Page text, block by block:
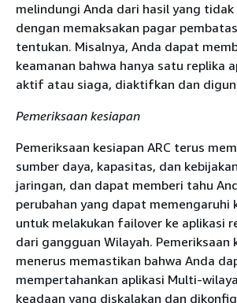
melindungi Anda dari hasil yang
dengan memaksakan pagar
tentukan. Misalnya, Anda dapat
keamanan bahwa hanya satu replika
aktif atau siaga, diaktifkan dan
Pemeriksaan kesiapan
Pemeriksaan kesiapan ARC terus
sumber daya, kapasitas, dan
jaringan, dan dapat memberi tahu
perubahan yang dapat memengaruhi
untuk melakukan failover ke aplikasi
dari gangguan Wilayah. Pemeriksaan
menerus memastikan bahwa Anda
mempertahankan aplikasi Multi-
keadaan yang diskalakan dan